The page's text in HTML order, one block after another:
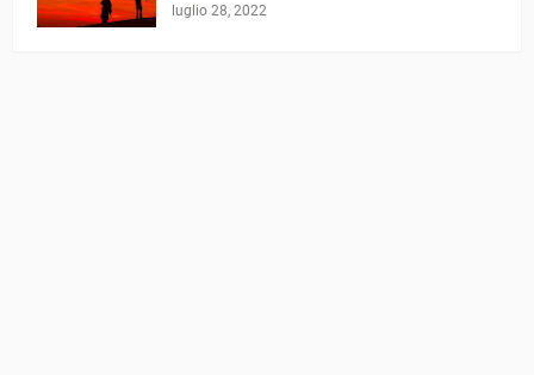
luglio 28, 2022